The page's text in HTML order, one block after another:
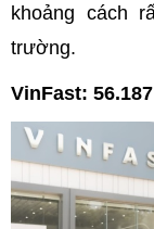
khoảng cách
trường.
VinFast: